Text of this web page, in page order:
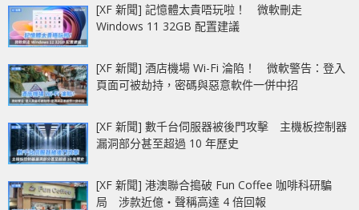
[XF 新聞] 記憶體太貴唔玩啦！ 微軟刪走
Windows 11 32GB 配置建議
[XF 新聞] 酒店機場 Wi-Fi 淪陷！ 微軟警告：登入
頁面可被劫持，密碼與惡意軟件一併中招
[XF 新聞] 數千台伺服器被後門攻擊 主機板控制器
漏洞部分甚至超過 10 年歷史
[XF 新聞] 港澳聯合搗破 Fun Coffee 咖啡科研騙
局 涉款近億‧聲稱高達 4 倍回報